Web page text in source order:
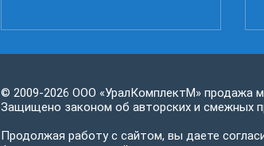
© 2009-2026 ООО «УралКомплектМ» продажа
Защищено законом об авторских и смежных
Продолжая работу с сайтом, вы даете